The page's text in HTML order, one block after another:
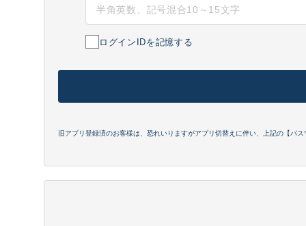
ログインIDを記憶する
旧アプリ登録済のお客様は、恐れいりますがアプリ切替えに伴い、上記の【パ